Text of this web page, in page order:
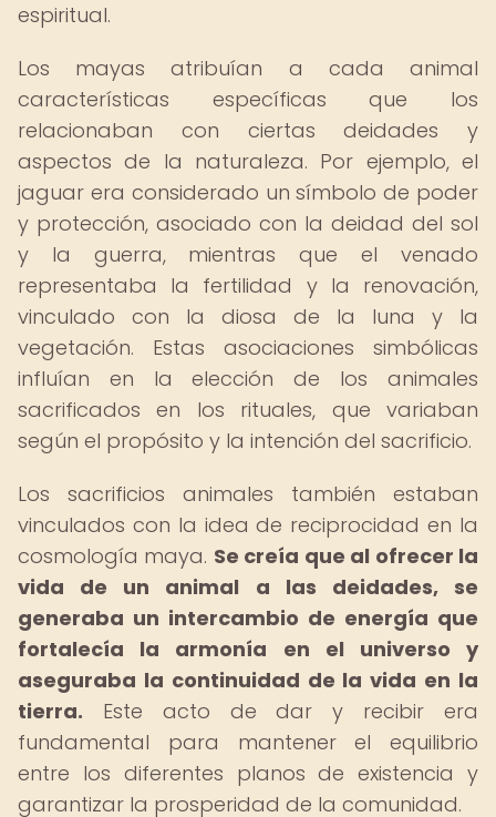
espiritual.
Los mayas atribuían a cada animal
características específicas que los
relacionaban con ciertas deidades y
aspectos de la naturaleza. Por ejemplo, el
jaguar era considerado un símbolo de poder
y protección, asociado con la deidad del sol
y la guerra, mientras que el venado
representaba la fertilidad y la renovación,
vinculado con la diosa de la luna y la
vegetación. Estas asociaciones simbólicas
influían en la elección de los animales
sacrificados en los rituales, que variaban
según el propósito y la intención del sacrificio.
Los sacrificios animales también estaban
vinculados con la idea de reciprocidad en la
cosmología maya. Se creía que al ofrecer la
vida de un animal a las deidades, se
generaba un intercambio de energía que
fortalecía la armonía en el universo y
aseguraba la continuidad de la vida en la
tierra. Este acto de dar y recibir era
fundamental para mantener el equilibrio
entre los diferentes planos de existencia y
garantizar la prosperidad de la comunidad.